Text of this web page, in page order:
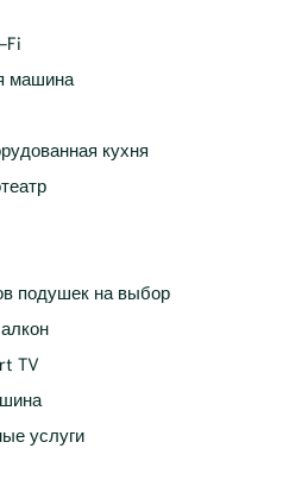
Fi
машина
кухня
подушек на выбор
TV
услуги